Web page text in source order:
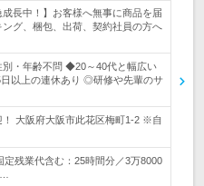
成長中！】お客様へ無事に商品を届
グ、梱包、出荷、契約社員の方へ
・年齢不問 ◆20～40代と幅広い
以上の連休あり ◎研修や先輩のサ
大阪府大阪市此花区梅町1-2 ※自
残業代含む：25時間分／3万8000